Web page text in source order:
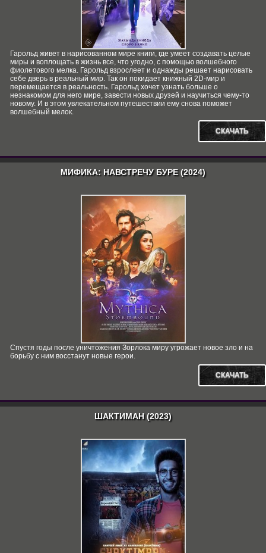
Гарольд живет в нарисованном мире книги, где умеет создавать целые
миры и воплощать в жизнь все, что угодно, с помощью волшебного
фиолетового мелка. Гарольд взрослеет и однажды решает нарисовать
себе дверь в реальный мир. Так он покидает книжный 2D-мир и
перемещается в реальность. Гарольд хочет узнать больше о
незнакомом для него мире, завести новых друзей и научиться чему-то
новому. И в этом увлекательном путешествии ему снова поможет
волшебный мелок.
СКАЧАТЬ
МИФИКА: НАВСТРЕЧУ БУРЕ (2024)
Спустя годы после уничтожения Зорлока миру угрожает новое зло и на
борьбу с ним восстанут новые герои.
СКАЧАТЬ
ШАКТИМАН (2023)